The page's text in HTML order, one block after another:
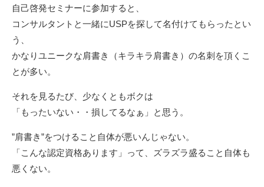
自己啓発セミナーに参加すると、
コンサルタントと一緒にUSPを探して名付けてもらったとい
う、
かなりユニークな肩書き（キラキラ肩書き）の名刺を頂くこ
とが多い。
それを見るたび、少なくともボクは
「もったいない・・損してるなぁ」と思う。
”肩書き”をつけること自体が悪いんじゃない。
「こんな認定資格あります」って、ズラズラ盛ること自体も
悪くない。